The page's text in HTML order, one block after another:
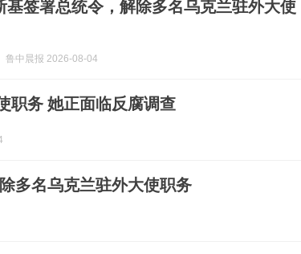
基签署总统令，解除多名乌克兰驻外大使
鲁中晨报 2026-08-04
职务 她正面临反腐调查
多名乌克兰驻外大使职务